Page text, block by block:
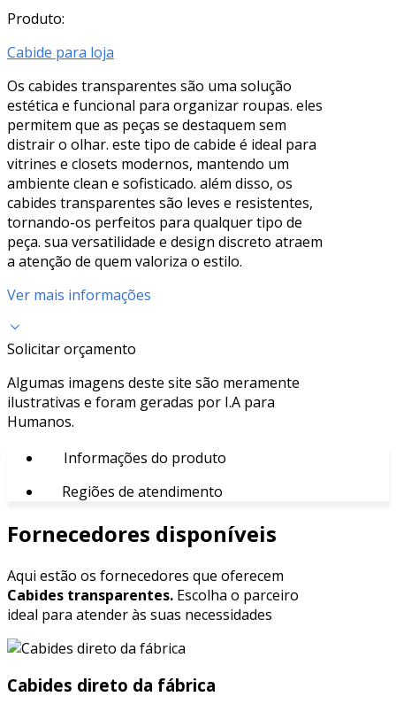
Produto:
Cabide para loja
Os cabides transparentes são uma solução
estética e funcional para organizar roupas. eles
permitem que as peças se destaquem sem
distrair o olhar. este tipo de cabide é ideal para
vitrines e closets modernos, mantendo um
ambiente clean e sofisticado. além disso, os
cabides transparentes são leves e resistentes,
tornando-os perfeitos para qualquer tipo de
peça. sua versatilidade e design discreto atraem
a atenção de quem valoriza o estilo.
Ver mais informações
Solicitar orçamento
Algumas imagens deste site são meramente
ilustrativas e foram geradas por I.A para
Humanos.
Informações do produto
Regiões de atendimento
Fornecedores disponíveis
Aqui estão os fornecedores que oferecem
Cabides transparentes. Escolha o parceiro
ideal para atender às suas necessidades
Cabides direto da fábrica